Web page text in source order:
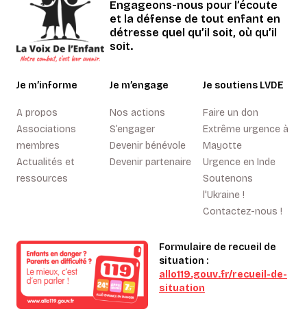
Engageons-nous pour l’écoute
et la défense de tout enfant en
détresse quel qu’il soit, où qu’il
soit.
Je m’informe
A propos
Associations
membres
Actualités et
ressources
Je m’engage
Nos actions
S’engager
Devenir bénévole
Devenir partenaire
Je soutiens LVDE
Faire un don
Extrême urgence à
Mayotte
Urgence en Inde
Soutenons
l'Ukraine !
Contactez-nous !
Formulaire de recueil de
situation :
allo119.gouv.fr/recueil-de-
situation